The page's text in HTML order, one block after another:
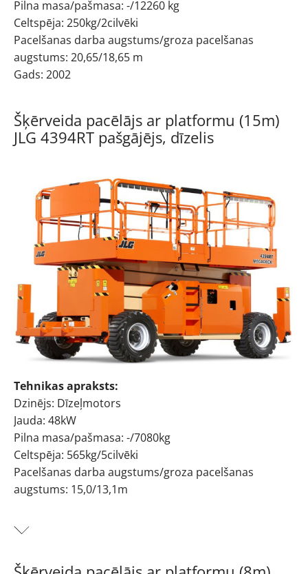
Pilna masa/pašmasa: -/12260 kg
Celtspēja: 250kg/2cilvēki
Pacelšanas darba augstums/groza pacelšanas
augstums: 20,65/18,65 m
Gads: 2002
Šķērveida pacēlājs ar platformu (15m)
JLG 4394RT pašgājējs, dīzelis
Tehnikas apraksts:
Dzinējs: Dīzeļmotors
Jauda: 48kW
Pilna masa/pašmasa: -/7080kg
Celtspēja: 565kg/5cilvēki
Pacelšanas darba augstums/groza pacelšanas
augstums: 15,0/13,1m